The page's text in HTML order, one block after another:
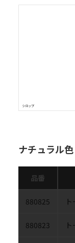
ナチュラル
品番
880825
880823